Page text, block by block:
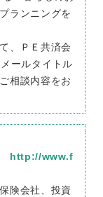
ランニングを
、ＰＥ共済会
ールタイトル
相談内容をお
http://www.f
険会社、投資